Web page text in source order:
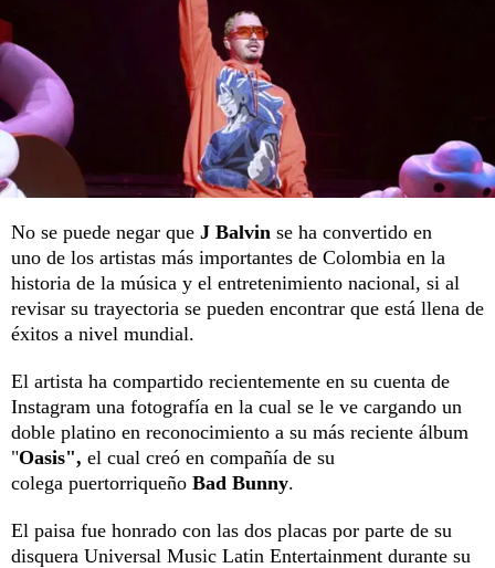
No se puede negar que J Balvin se ha convertido en
uno de los artistas más importantes de Colombia en la
historia de la música y el entretenimiento nacional, si al
revisar su trayectoria se pueden encontrar que está llena de
éxitos a nivel mundial.
El artista ha compartido recientemente en su cuenta de
Instagram una fotografía en la cual se le ve cargando un
doble platino en reconocimiento a su más reciente álbum
"Oasis", el cual creó en compañía de su
colega puertorriqueño Bad Bunny.
El paisa fue honrado con las dos placas por parte de su
disquera Universal Music Latin Entertainment durante su